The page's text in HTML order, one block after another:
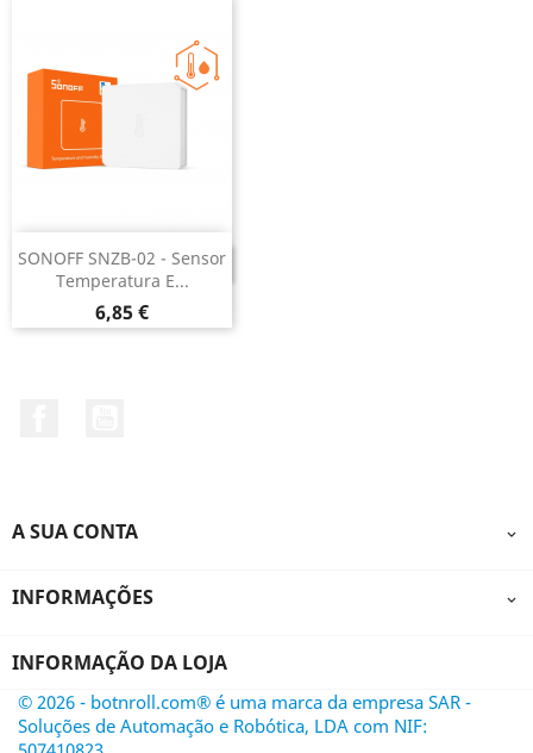
SONOFF SNZB-02 - Sensor
Temperatura E...
Preço
6,85 €
DESCONTINUADO
A SUA CONTA 
INFORMAÇÕES 
INFORMAÇÃO DA LOJA
© 2026 - botnroll.com® é uma marca da empresa SAR -
Soluções de Automação e Robótica, LDA com NIF: